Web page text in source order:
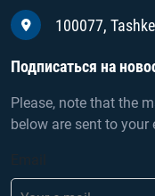
100077,
Подписаться на
Please, note that the
below are sent to your